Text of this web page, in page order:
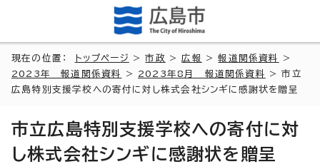
現在の位置： トップページ >市政 >広報 >報道関係資料
>
2023年 報道関係資料
> 2023年8月 報道関係資料
> 市立
広島特別支援学校への寄付に対し株式会社シンギに感謝状を贈呈
市立広島特別支援学校への寄付に対
し株式会社シンギに感謝状を贈呈